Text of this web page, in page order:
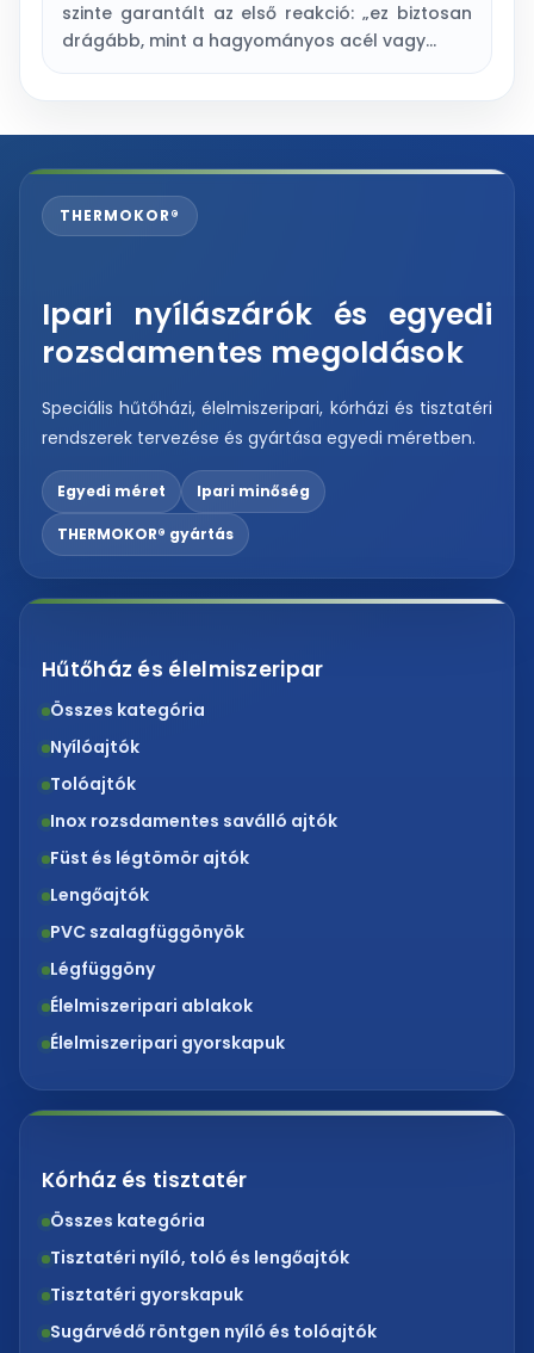
szinte garantált az első reakció: „ez biztosan
drágább, mint a hagyományos acél vagy…
THERMOKOR®
Ipari nyílászárók és egyedi
rozsdamentes megoldások
Speciális hűtőházi, élelmiszeripari, kórházi és tisztatéri
rendszerek tervezése és gyártása egyedi méretben.
Egyedi méret Ipari minőség
THERMOKOR® gyártás
Hűtőház és élelmiszeripar
Összes kategória
Nyílóajtók
Tolóajtók
Inox rozsdamentes saválló ajtók
Füst és légtömör ajtók
Lengőajtók
PVC szalagfüggönyök
Légfüggöny
Élelmiszeripari ablakok
Élelmiszeripari gyorskapuk
Kórház és tisztatér
Összes kategória
Tisztatéri nyíló, toló és lengőajtók
Tisztatéri gyorskapuk
Sugárvédő röntgen nyíló és tolóajtók